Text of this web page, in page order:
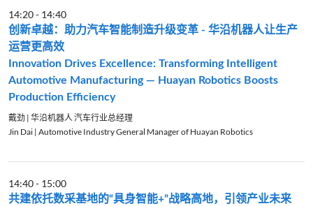
14:20- 14:40
创新卓越：助力汽车智能制造升级变革 - 华沿机器人让生产
运营更高效
Innovation Drives Excellence: Transforming Intelligent
Automotive Manufacturing — Huayan Robotics Boosts
Production Efficiency
戴劲 | 华沿机器人 汽车行业总经理
Jin Dai | Automotive Industry General Manager of Huayan Robotics
14:40- 15:00
共建依托数采基地的“具身智能+”战略高地，引领产业未来